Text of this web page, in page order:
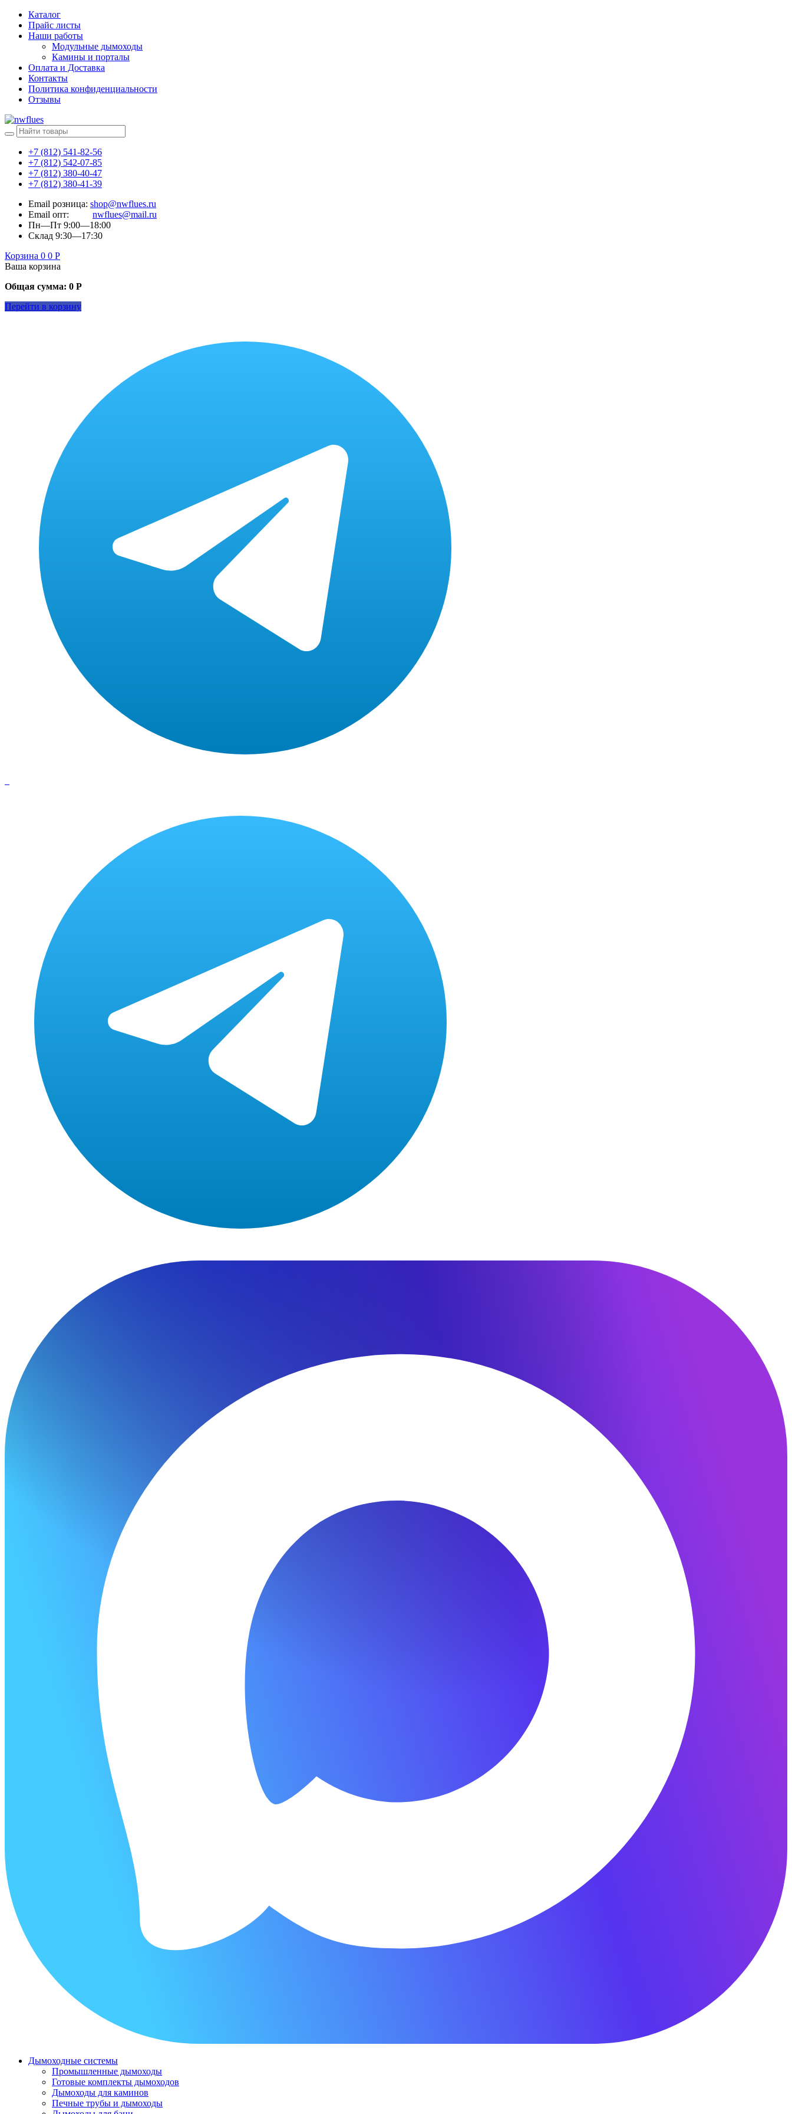
Каталог
Прайс листы
Наши работы
Модульные дымоходы
Камины и порталы
Оплата и Доставка
Контакты
Политика конфиденциальности
Отзывы
+7 (812) 541-82-56
+7 (812) 542-07-85
+7 (812) 380-40-47
+7 (812) 380-41-39
Email розница: shop@nwflues.ru
Email опт: nwflues@mail.ru
Пн—Пт 9:00—18:00
Склад 9:30—17:30
Корзина 0 0 Р
Ваша корзина
Общая сумма: 0 Р
Перейти в корзину
Дымоходные системы
Промышленные дымоходы
Готовые комплекты дымоходов
Дымоходы для каминов
Печные трубы и дымоходы